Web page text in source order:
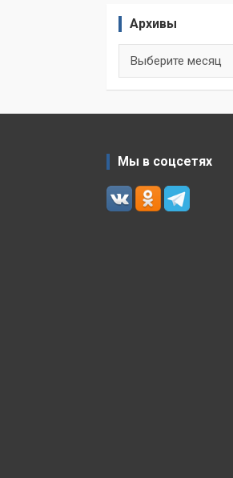
Архивы
Мы в соцсетях